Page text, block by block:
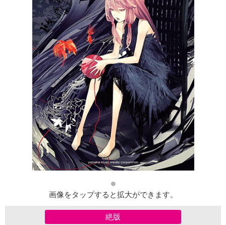
画像をタップすると拡大ができます。
絶版